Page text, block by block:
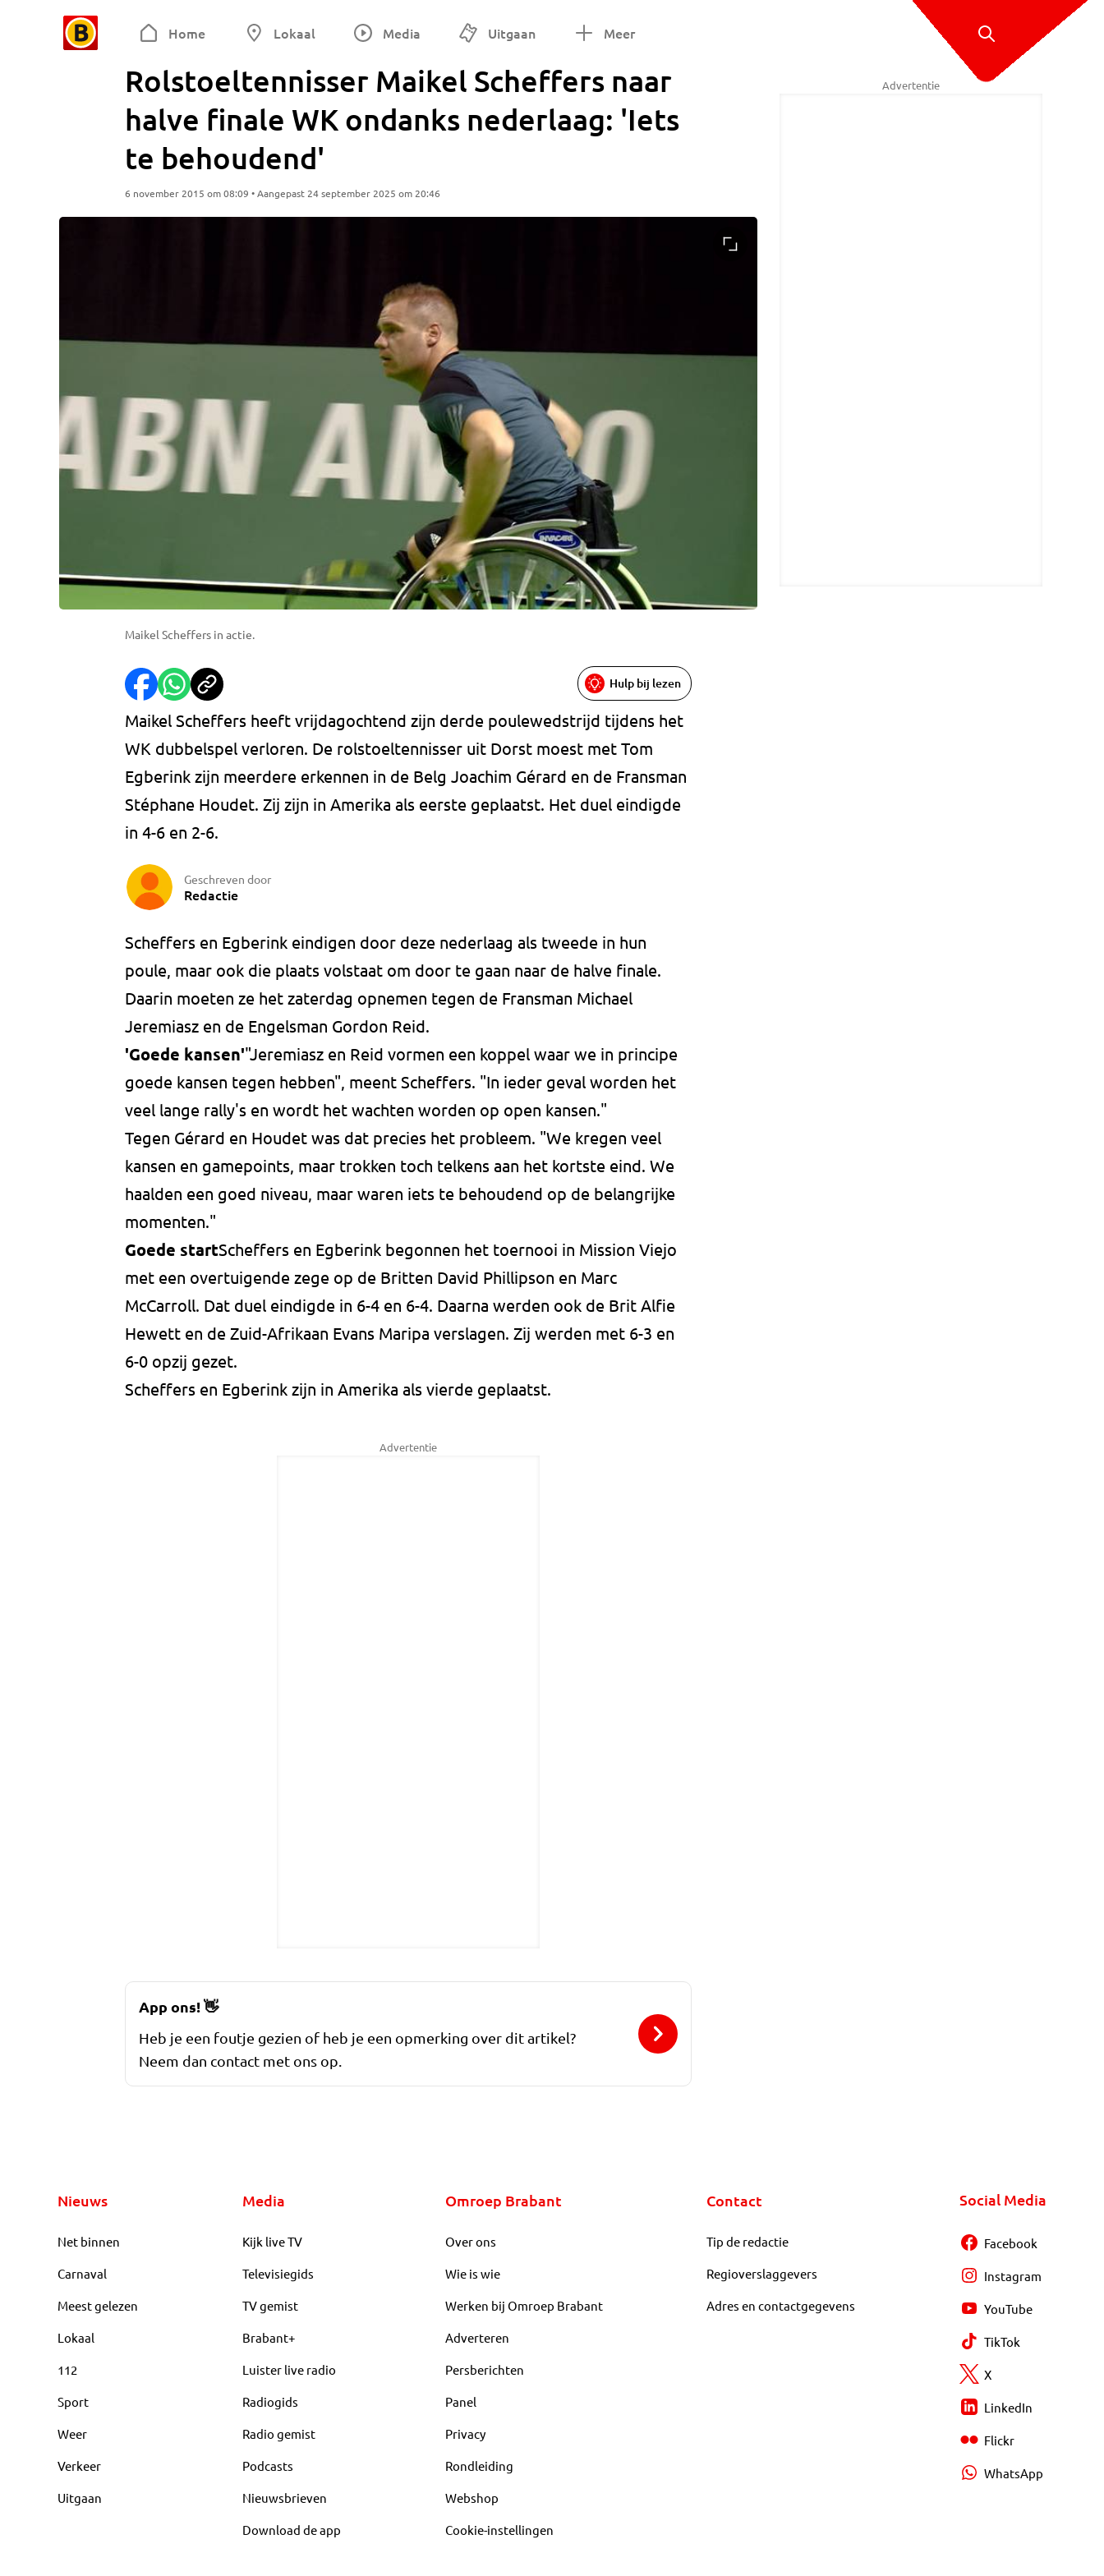
Home Lokaal Media Uitgaan Meer
Rolstoeltennisser Maikel Scheffers naar
halve finale WK ondanks nederlaag: 'Iets
te behoudend'
6 november 2015 om 08:09 • Aangepast 24 september 2025 om 20:46
Maikel Scheffers in actie.
Hulp bij lezen
Maikel Scheffers heeft vrijdagochtend zijn derde poulewedstrijd tijdens het
WK dubbelspel verloren. De rolstoeltennisser uit Dorst moest met Tom
Egberink zijn meerdere erkennen in de Belg Joachim Gérard en de Fransman
Stéphane Houdet. Zij zijn in Amerika als eerste geplaatst. Het duel eindigde
in 4-6 en 2-6.
Geschreven door
Redactie
Scheffers en Egberink eindigen door deze nederlaag als tweede in hun
poule, maar ook die plaats volstaat om door te gaan naar de halve finale.
Daarin moeten ze het zaterdag opnemen tegen de Fransman Michael
Jeremiasz en de Engelsman Gordon Reid.
'Goede kansen'"Jeremiasz en Reid vormen een koppel waar we in principe
goede kansen tegen hebben", meent Scheffers. "In ieder geval worden het
veel lange rally's en wordt het wachten worden op open kansen."
Tegen Gérard en Houdet was dat precies het probleem. "We kregen veel
kansen en gamepoints, maar trokken toch telkens aan het kortste eind. We
haalden een goed niveau, maar waren iets te behoudend op de belangrijke
momenten."
Goede startScheffers en Egberink begonnen het toernooi in Mission Viejo
met een overtuigende zege op de Britten David Phillipson en Marc
McCarroll. Dat duel eindigde in 6-4 en 6-4. Daarna werden ook de Brit Alfie
Hewett en de Zuid-Afrikaan Evans Maripa verslagen. Zij werden met 6-3 en
6-0 opzij gezet.
Scheffers en Egberink zijn in Amerika als vierde geplaatst.
Advertentie
Advertentie
App ons!👋
Heb je een foutje gezien of heb je een opmerking over dit artikel?
Neem dan contact met ons op.
Nieuws
Net binnen
Carnaval
Meest gelezen
Lokaal
112
Sport
Weer
Verkeer
Uitgaan
Media
Kijk live TV
Televisiegids
TV gemist
Brabant+
Luister live radio
Radiogids
Radio gemist
Podcasts
Nieuwsbrieven
Download de app
Omroep Brabant
Over ons
Wie is wie
Werken bij Omroep Brabant
Adverteren
Persberichten
Panel
Privacy
Rondleiding
Webshop
Cookie-instellingen
Contact
Tip de redactie
Regioverslaggevers
Adres en contactgegevens
Social Media
Facebook
Instagram
YouTube
TikTok
X
LinkedIn
Flickr
WhatsApp